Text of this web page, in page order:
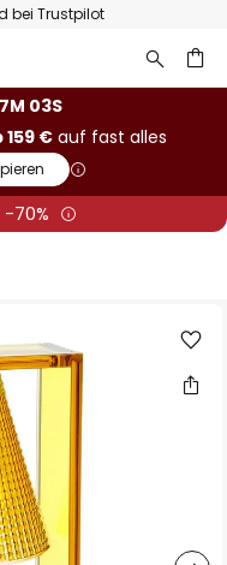
bei Trustpilot
03S
159 €auf fast alles
-70%